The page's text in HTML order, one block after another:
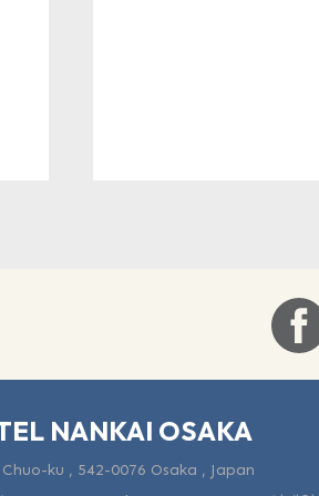
NANKAI OSAKA
ku , 542-0076 Osaka , Japan